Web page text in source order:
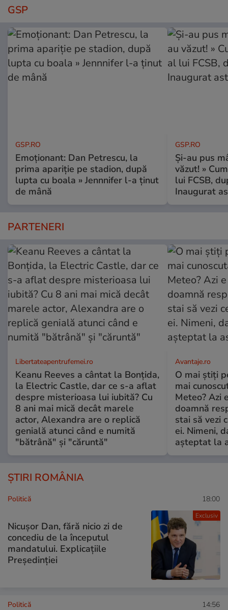
GSP
GSP.RO
Emoționant: Dan Petrescu, la
prima apariție pe stadion, după
lupta cu boala » Jennnifer l-a ținut
de mână
GSP.RO
Și-au pus
văzut! »
lui FCSB,
Inaugurat
PARTENERI
Libertateapentrufemei.ro
Keanu Reeves a cântat la Bonțida,
la Electric Castle, dar ce s-a aflat
despre misterioasa lui iubită? Cu
8 ani mai mică decât marele
actor, Alexandra are o replică
genială atunci când e numită
"bătrână" și "căruntă"
Avantaje.ro
O mai știți
mai
Meteo? Azi
doamnă
stai să vezi
ei. Nimeni,
așteptat la
ȘTIRI ROMÂNIA
Exclusiv
Politică 18:00
Nicușor Dan, fără nicio zi de
concediu de la începutul
mandatului. Explicațiile
Președinției
Politică 14:56